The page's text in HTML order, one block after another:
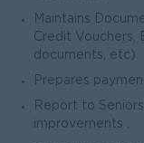
Maintains
Credit Vouchers,
documents, etc)
Prepares
Report to
improvements .